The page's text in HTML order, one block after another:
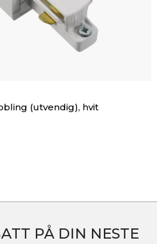
(utvendig), hvit
PÅ DIN NESTE